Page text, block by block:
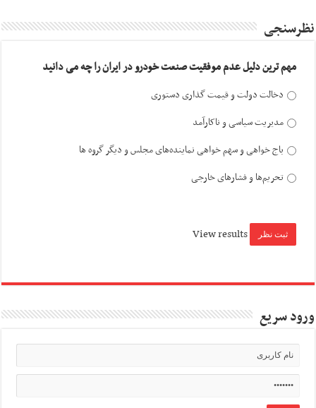
نظرسنجی
مهم ترین دلیل عدم موفقیت صنعت خودرو در ایران را چه می دانید
دخالت دولت و قیمت گذاری دستوری
مدیریت سیاسی و ناکارآمد
باج خواهی و سهم خواهی نماینده‌های مجلس و دیگر گروه ها
تحریم‌ها و فشارهای خارجی
View results
ورود سریع